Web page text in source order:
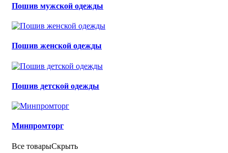
Пошив мужской одежды
Пошив женской одежды
Пошив детской одежды
Минпромторг
Все товарыСкрыть